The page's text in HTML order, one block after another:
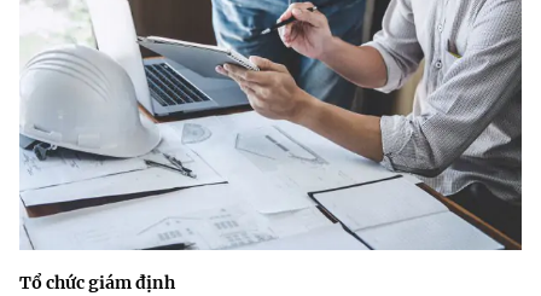
Tổ chức giám định